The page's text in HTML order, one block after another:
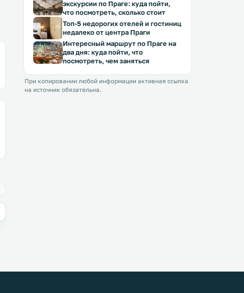
экскурсии по Праге: куда пойти,
что посмотреть, сколько стоит
Топ-5 недорогих отелей и гостиниц
недалеко от центра Праги
Интересный маршрут по Праге на
два дня: куда пойти, что
посмотреть, чем заняться
При копировании любой информации активная ссылка
на источник обязательна.